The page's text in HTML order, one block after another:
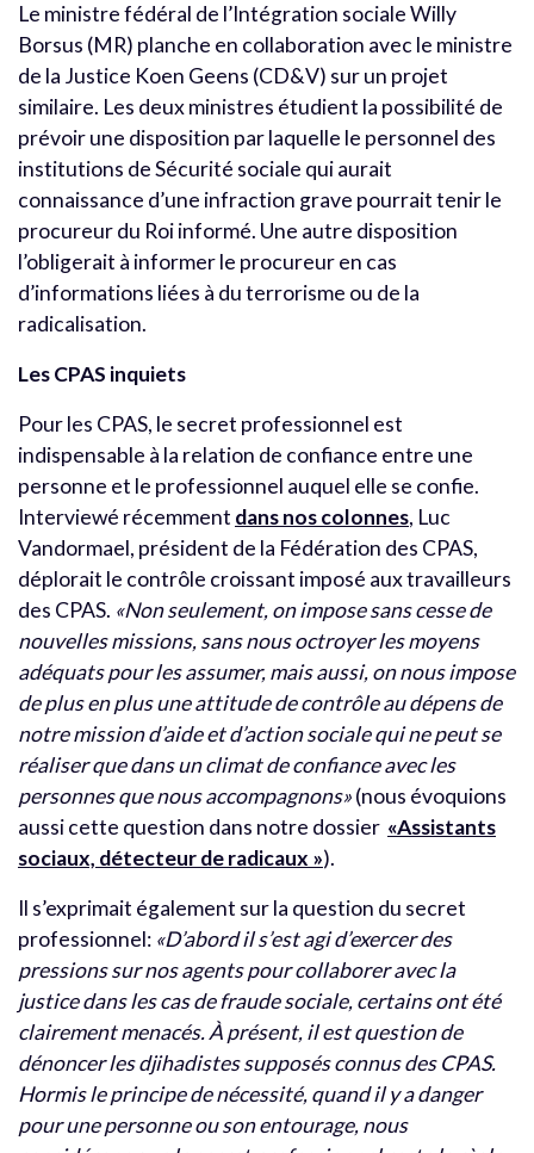
Le ministre fédéral de l’Intégration sociale Willy
Borsus (MR) planche en collaboration avec le ministre
de la Justice Koen Geens (CD&V) sur un projet
similaire. Les deux ministres étudient la possibilité de
prévoir une disposition par laquelle le personnel des
institutions de Sécurité sociale qui aurait
connaissance d’une infraction grave pourrait tenir le
procureur du Roi informé. Une autre disposition
l’obligerait à informer le procureur en cas
d’informations liées à du terrorisme ou de la
radicalisation.
Les CPAS inquiets
Pour les CPAS, le secret professionnel est
indispensable à la relation de confiance entre une
personne et le professionnel auquel elle se confie.
Interviewé récemment dans nos colonnes, Luc
Vandormael, président de la Fédération des CPAS,
déplorait le contrôle croissant imposé aux travailleurs
des CPAS. «Non seulement, on impose sans cesse de
nouvelles missions, sans nous octroyer les moyens
adéquats pour les assumer, mais aussi, on nous impose
de plus en plus une attitude de contrôle au dépens de
notre mission d’aide et d’action sociale qui ne peut se
réaliser que dans un climat de confiance avec les
personnes que nous accompagnons»(nous évoquions
aussi cette question dans notre dossier «Assistants
sociaux, détecteur de radicaux »).
Il s’exprimait également sur la question du secret
professionnel: «D’abord il s’est agi d’exercer des
pressions sur nos agents pour collaborer avec la
justice dans les cas de fraude sociale, certains ont été
clairement menacés. À présent, il est question de
dénoncer les djihadistes supposés connus des CPAS.
Hormis le principe de nécessité, quand il y a danger
pour une personne ou son entourage, nous